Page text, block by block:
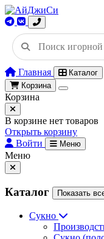
Главная
Каталог
Корзина
Корзина
В корзине нет товаров
Открыть корзину
Войти
Меню
Меню
Каталог Показать
Сукно